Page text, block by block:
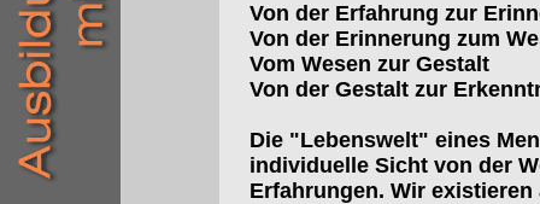
Von der Erfahrung zur
Von der Erinnerung zum
Vom Wesen zur Gestalt
Von der Gestalt zur
Die "Lebenswelt" eines
individuelle Sicht von der
Erfahrungen. Wir